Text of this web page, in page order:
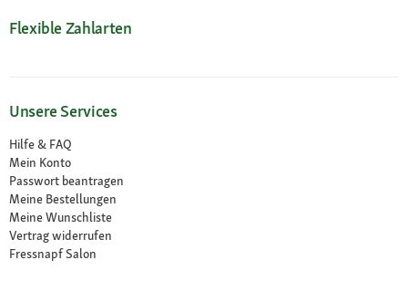
Flexible Zahlarten
Unsere Services
Hilfe & FAQ
Mein Konto
Passwort beantragen
Meine Bestellungen
Meine Wunschliste
Vertrag widerrufen
Fressnapf Salon